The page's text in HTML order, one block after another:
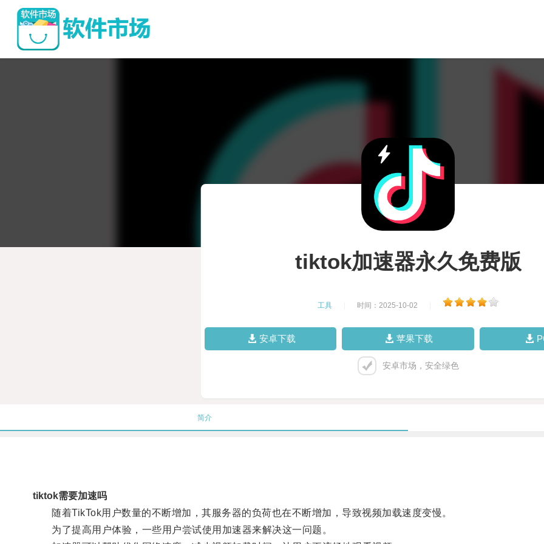
tiktok加速器永久免费版
工具 时间：2025-10-02
安卓下载 苹果下载
安卓市场，安全绿色
简介
tiktok需要加速吗
随着TikTok用户数量的不断增加，其服务器的负荷也在不断增加，导致视频加载速度变慢。
为了提高用户体验，一些用户尝试使用加速器来解决这一问题。